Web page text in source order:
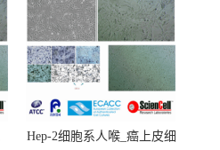
Hep-2细胞系人喉_癌上皮细